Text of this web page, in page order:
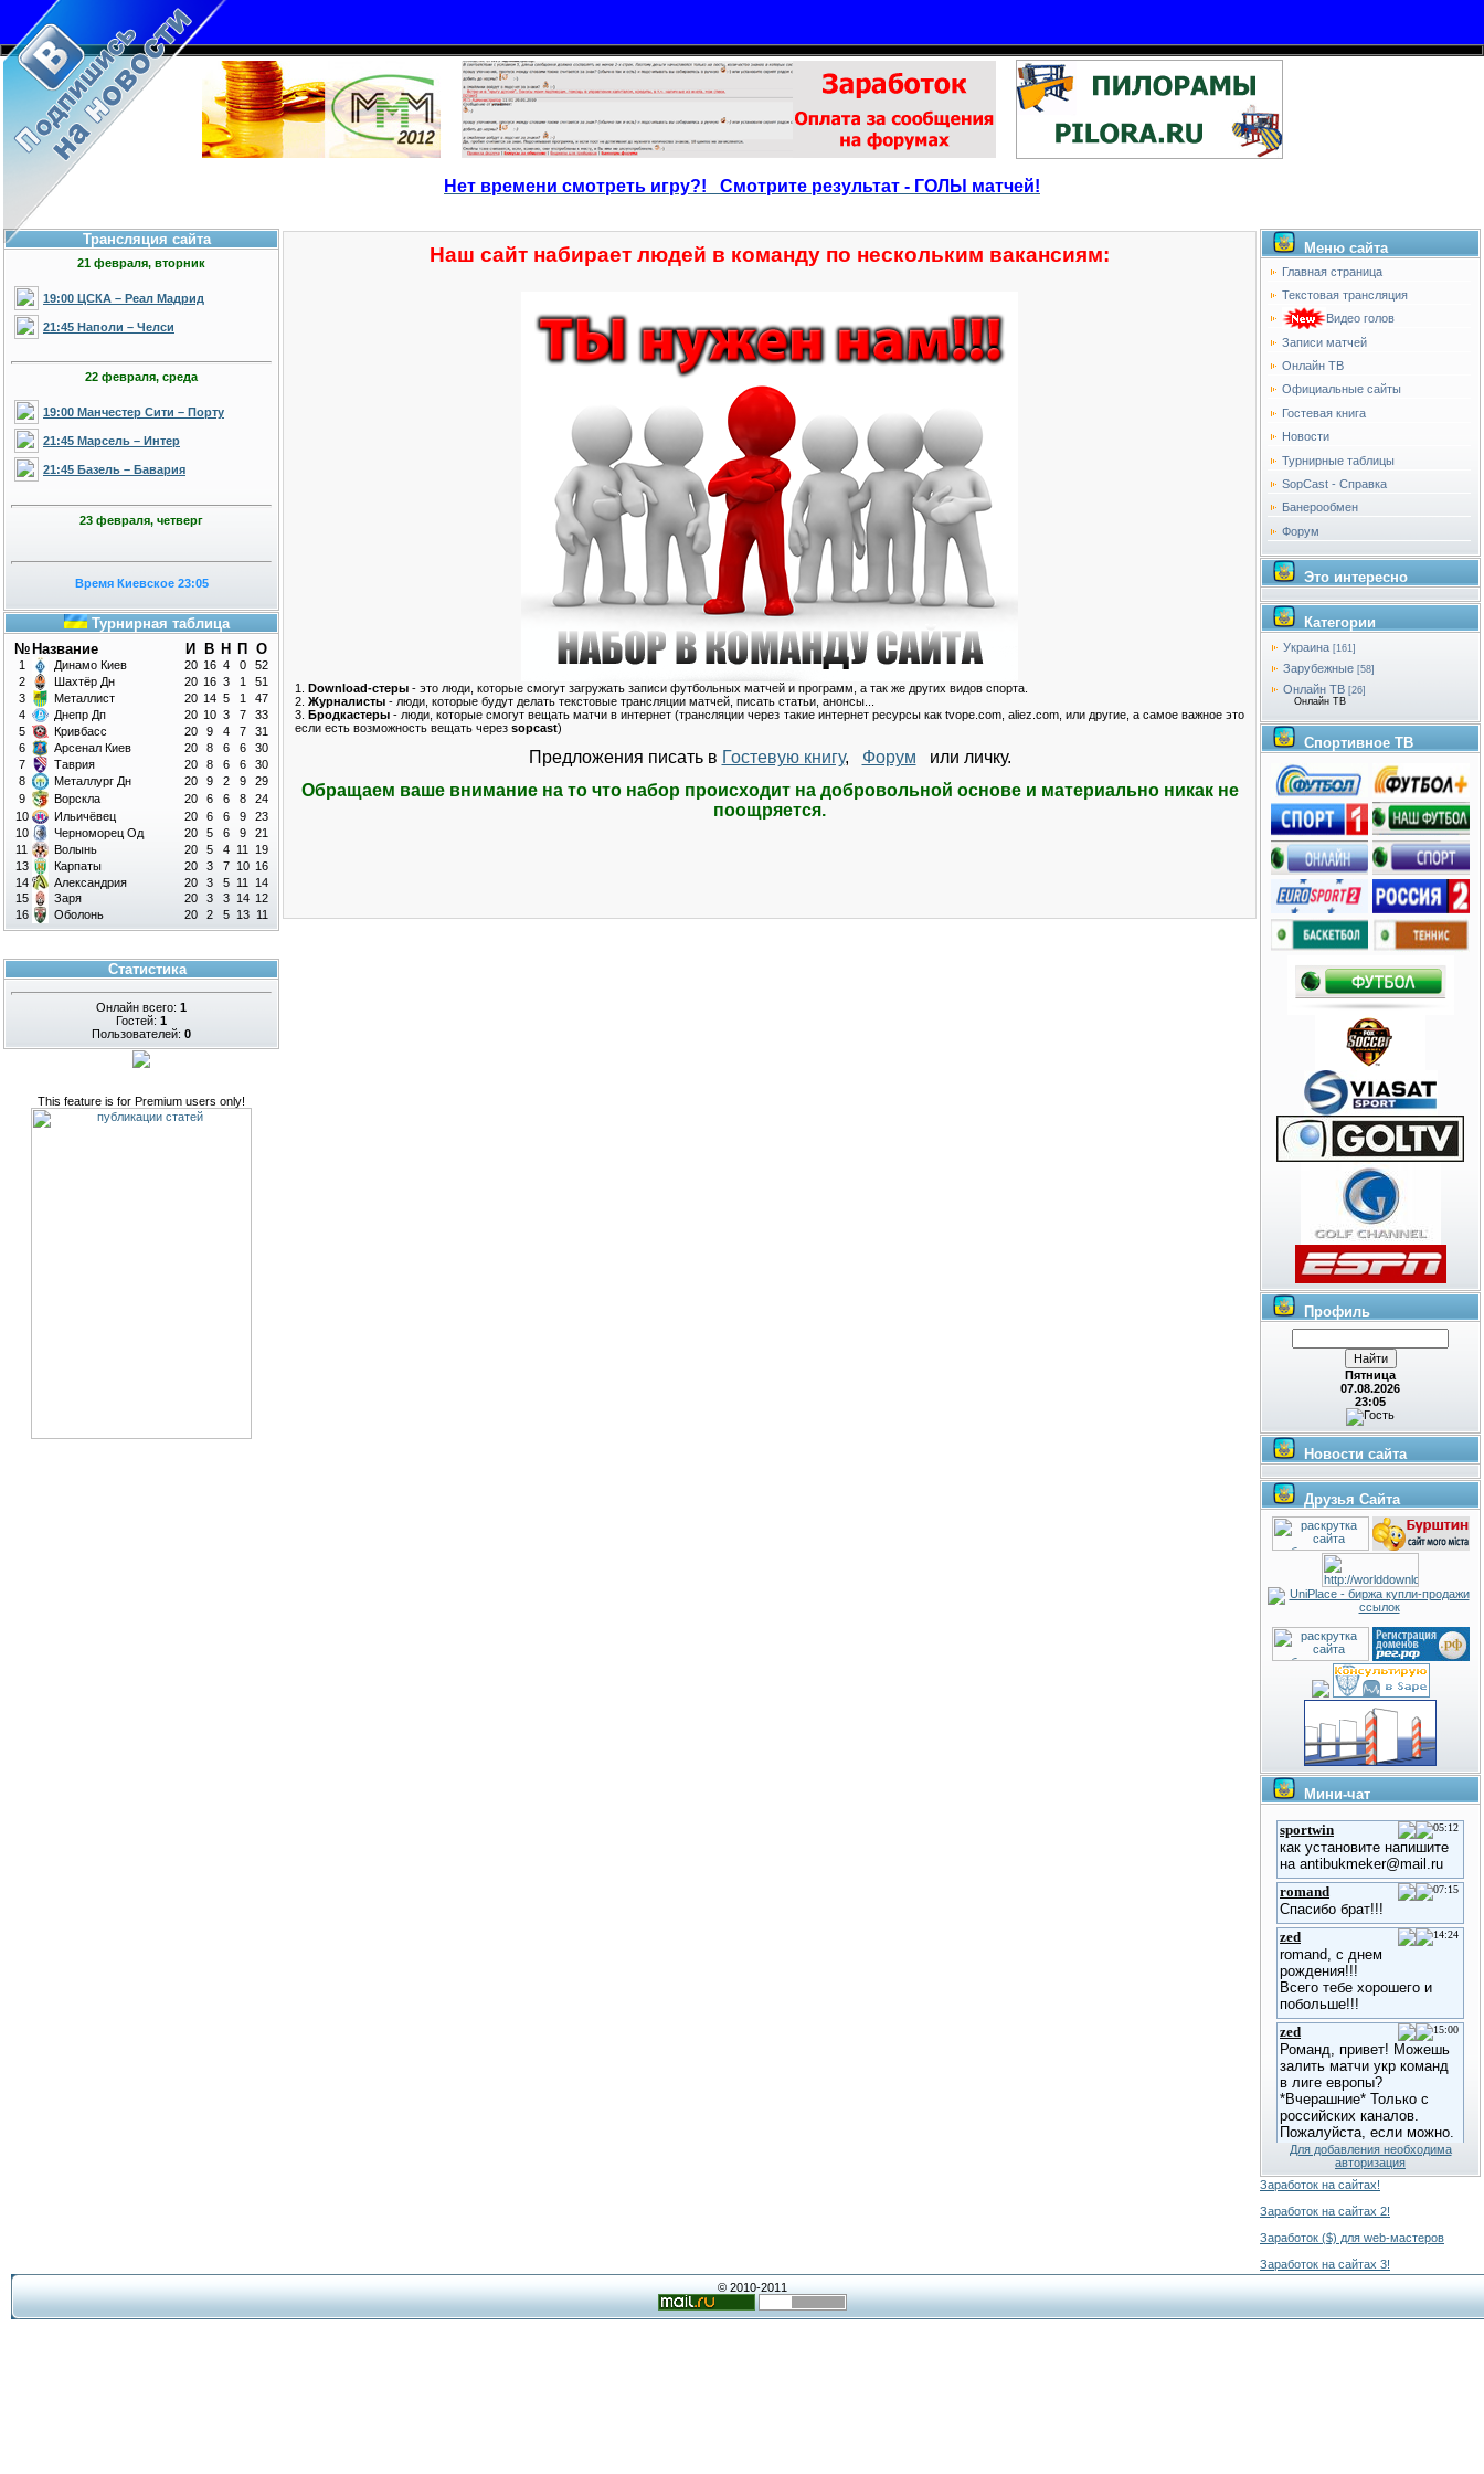
Нет времени смотреть игру?! Смотрите результат - ГОЛЫ матчей!
Трансляция сайта
21 февраля, вторник
19:00 ЦСКА – Реал Мадрид
21:45 Наполи – Челси
22 февраля, среда
19:00 Манчестер Сити – Порту
21:45 Марсель – Интер
21:45 Базель – Бавария
23 февраля, четверг
Время Киевское 23:05
Турнирная таблица
№Название И В Н П О
1 Динамо Киев 20 16 4 0
52
2
Шахтёр Дн 20 16 3 1
51
3
Металлист 20 14 5 1
47
4
Днепр Дп 20 10 3 7
33
5
Кривбасс 20 9 4 7
31
6
Арсенал Киев 20 8 6 6
30
7
Таврия 20 8 6 6
30
8
Металлург Дн 20 9 2 9
29
9
Ворскла 20 6 6 8
24
10
Ильичёвец 20 6 6 9
23
10
Черноморец Од 20 5 6 9
21
11
Волынь 20 5 4 11
19
13
Карпаты 20 3 7 10 16
14
Александрия 20 3 5 11
14
15
Заря 20 3 3 14 12
16
Оболонь 20 2 5 13 11
Статистика
Онлайн всего: 1
Гостей: 1
Пользователей: 0
This feature is for Premium users only!
Наш сайт набирает людей в команду по нескольким вакансиям:
1. Download-стеры - это люди, которые смогут загружать записи футбольных матчей и программ, а так же других видов спорта.
2. Журналисты - люди, которые будут делать текстовые трансляции матчей, писать статьи, анонсы...
3.Бродкастеры - люди, которые смогут вещать матчи в интернет (трансляции через такие интернет ресурсы как tvope.com, aliez.com, или другие, а самое важное это
если есть возможность вещать через sopcast)
Предложения писать в Гостевую книгу, Форум или личку.
Обращаем ваше внимание на то что набор происходит на добровольной основе и материально никак не
поощряется.
Меню сайта
Главная страница
Текстовая трансляция
Видео голов
Записи матчей
Онлайн ТВ
Официальные сайты
Гостевая книга
Новости
Турнирные таблицы
SopCast - Справка
Банерообмен
Форум
Это интересно
Категории
Украина [161]
Зарубежные [58]
Онлайн ТВ [26]
Онлайн ТВ
Спортивное ТВ
Профиль
Пятница
07.08.2026
23:05
Новости сайта
Друзья Сайта
Мини-чат
Для добавления необходима
авторизация
Заработок на сайтах!
Заработок на сайтах 2!
Заработок ($) для web-мастеров
Заработок на сайтах 3!
© 2010-2011